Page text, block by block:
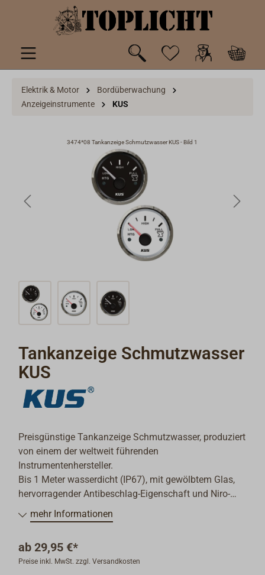
springen
Elektrik & Motor
Bordüberwachung
Anzeigeinstrumente
KUS
3474*08 Tankanzeige Schmutzwasser KUS - Bild 1
Tankanzeige Schmutzwasser
KUS
Preisgünstige Tankanzeige Schmutzwasser, produziert
von einem der weltweit führenden
Instrumentenhersteller.
Bis 1 Meter wasserdicht (IP67), mit gewölbtem Glas,
hervorragender Antibeschlag-Eigenschaft und Niro-
Die Beleuchtung ist auf orange-rot oder gelb
Der Einbau ist in Armaturenbrettern bis 20 mm Stärke
möglich.
mehr Informationen
ab 29,95 €*
Preise inkl. MwSt. zzgl. Versandkosten